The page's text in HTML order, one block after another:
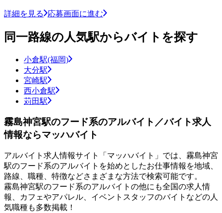
詳細を見る 応募画面に進む
同一路線の人気駅からバイトを探す
小倉駅(福岡)
大分駅
宮崎駅
西小倉駅
苅田駅
霧島神宮駅のフード系のアルバイト／バイト求人
情報ならマッハバイト
アルバイト求人情報サイト「マッハバイト」では、霧島神宮
駅のフード系のアルバイトを始めとしたお仕事情報を地域、
路線、職種、特徴などさまざまな方法で検索可能です。
霧島神宮駅のフード系のアルバイトの他にも全国の求人情
報、カフェやアパレル、イベントスタッフのバイトなどの人
気職種も多数掲載！